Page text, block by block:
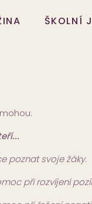
ŠKOLNÍ
poznat svoje žáky.
při rozvíjení